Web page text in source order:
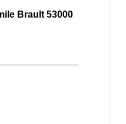
Brault 53000